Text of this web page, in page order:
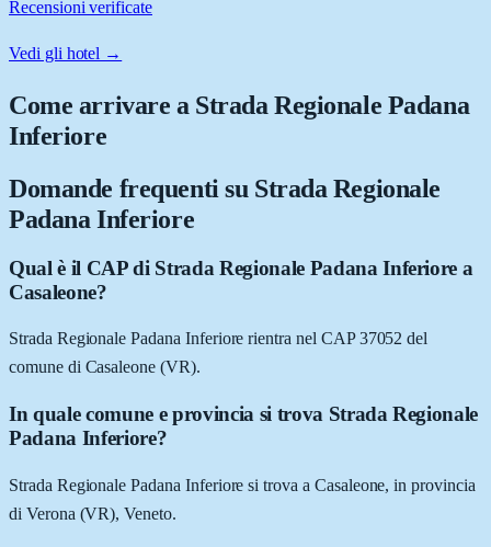
Recensioni verificate
Vedi gli hotel →
Come arrivare a Strada Regionale Padana
Inferiore
Domande frequenti su Strada Regionale
Padana Inferiore
Qual è il CAP di Strada Regionale Padana Inferiore a
Casaleone?
Strada Regionale Padana Inferiore rientra nel CAP 37052 del
comune di Casaleone (VR).
In quale comune e provincia si trova Strada Regionale
Padana Inferiore?
Strada Regionale Padana Inferiore si trova a Casaleone, in provincia
di Verona (VR), Veneto.